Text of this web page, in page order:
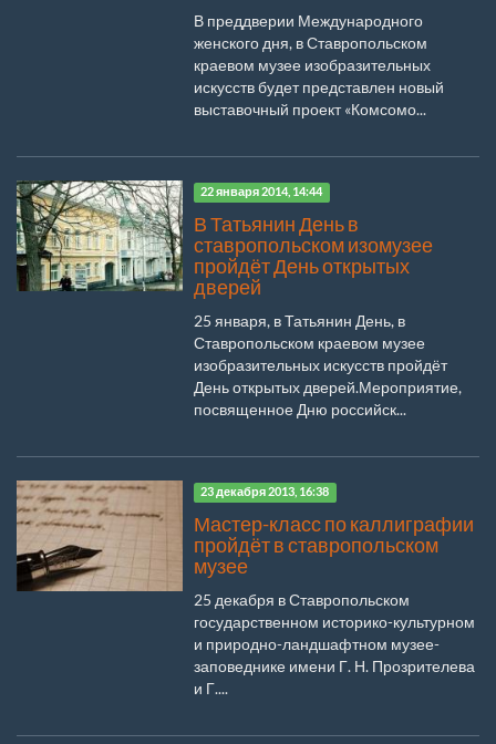
В преддверии Международного
женского дня, в Ставропольском
краевом музее изобразительных
искусств будет представлен новый
выставочный проект «Комсомо...
22 января 2014, 14:44
В Татьянин День в
ставропольском изомузее
пройдёт День открытых
дверей
25 января, в Татьянин День, в
Ставропольском краевом музее
изобразительных искусств пройдёт
День открытых дверей.Мероприятие,
посвященное Дню российск...
23 декабря 2013, 16:38
Мастер-класс по каллиграфии
пройдёт в ставропольском
музее
25 декабря в Ставропольском
государственном историко-культурном
и природно-ландшафтном музее-
заповеднике имени Г. Н. Прозрителева
и Г....